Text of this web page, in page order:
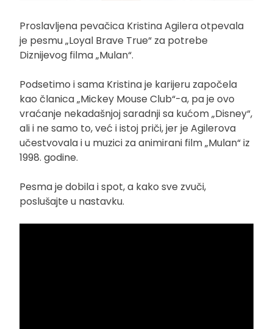
Proslavljena pevačica Kristina Agilera otpevala
je pesmu „Loyal Brave True“ za potrebe
Diznijevog filma „Mulan“.
Podsetimo i sama Kristina je karijeru započela
kao članica „Mickey Mouse Club“-a, pa je ovo
vraćanje nekadašnjoj saradnji sa kućom „Disney“,
ali i ne samo to, već i istoj priči, jer je Agilerova
učestvovala i u muzici za animirani film „Mulan“ iz
1998. godine.
Pesma je dobila i spot, a kako sve zvuči,
poslušajte u nastavku.